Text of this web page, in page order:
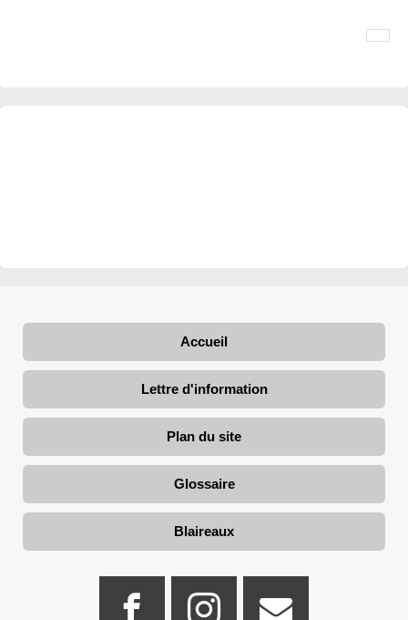
Accueil
Lettre d'information
Plan du site
Glossaire
Blaireaux